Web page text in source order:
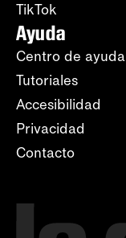
TikTok
Ayuda
Centro de ayuda
Tutoriales
Accesibilidad
Privacidad
Contacto